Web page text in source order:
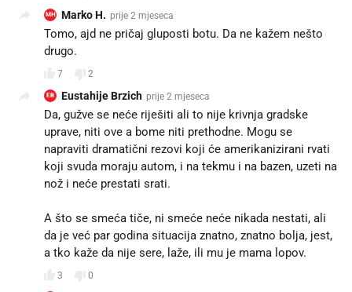
MH Marko H. prije 2 mjeseca
Tomo, ajd ne pričaj gluposti botu. Da ne kažem nešto
drugo.
7 2
EB Eustahije Brzich prije 2 mjeseca
Da, gužve se neće riješiti ali to nije krivnja gradske
uprave, niti ove a bome niti prethodne. Mogu se
napraviti dramatični rezovi koji će amerikanizirani rvati
koji svuda moraju autom, i na tekmu i na bazen, uzeti na
nož i neće prestati srati.
A što se smeća tiče, ni smeće neće nikada nestati, ali
da je već par godina situacija znatno, znatno bolja, jest,
a tko kaže da nije sere, laže, ili mu je mama lopov.
3 0